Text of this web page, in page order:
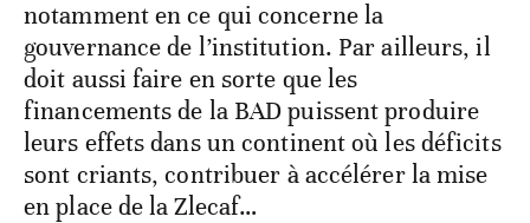
notamment en ce qui concerne la
gouvernance de l’institution. Par ailleurs, il
doit aussi faire en sorte que les
financements de la BAD puissent produire
leurs effets dans un continent où les déficits
sont criants, contribuer à accélérer la mise
en place de la Zlecaf…